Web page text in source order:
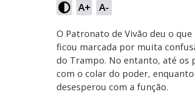
A+ A-
Ativar
Som
O Patronato de Vivão deu o que
ficou marcada por muita
do Trampo. No entanto, até os
com o colar do poder,
desesperou com a função.